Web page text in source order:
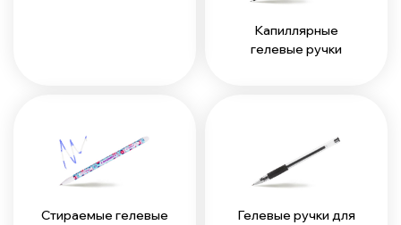
Капиллярные
гелевые ручки
Стираемые гелевые
Гелевые ручки для